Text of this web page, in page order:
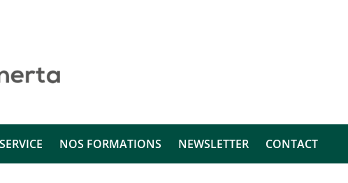
NOS FORMATIONS NEWSLETTER CONTACT